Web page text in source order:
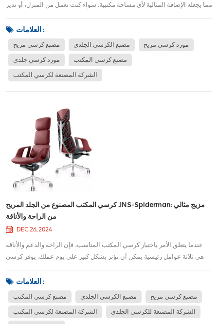
مما يجعله الإضافة المثالية لأي مساحة مكتبية. سواء كنت تعمل من المنزل، أو تدير
ليمنحك الراحة أثناء ساعات الجلوس الطويلة. بفضل تشطيبه الجلدي الأنيق
وميزاته ا...
العلامات :
مصنع كرسي مريح مصنع الكرسي الجلدي مورد كرسي مريح
مورد كرسي جلدي مصنع كرسي المكتب
الشركة المصنعة لكرسي المكتب
كرسي المكتب المصنوع من الجلد المريح JNS-Spiderman: مزيج مثالي
من الراحة والأناقة
DEC 26, 2024
عندما يتعلق الأمر باختيار كرسي المكتب المناسب، فإن الراحة والدعم والأناقة
هي ثلاثة عوامل رئيسية يمكن أن تؤثر بشكل كبير على يوم عملك. يوفر كرسي
ممتازًا لأي شخص يقضي ساعات طويلة في مكتبه.تصميم مريح لراحة
مطلقةإحدى الميزات البارز...
العلامات :
مصنع كرسي المكتب مصنع الكرسي الجلدي مصنع كرسي مريح
الشركة المصنعة لكرسي المكتب الشركة المصنعة للكرسي الجلدي